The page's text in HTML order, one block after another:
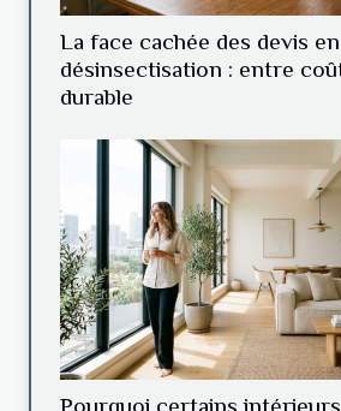
La face cachée des devis en
désinsectisation : entre
durable
Pourquoi certains